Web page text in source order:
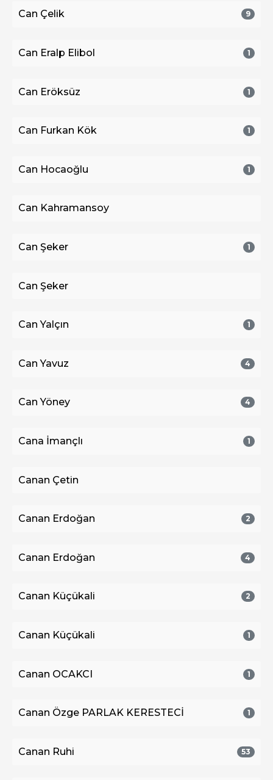
Can Çelik 9
Can Eralp Elibol 1
Can Eröksüz 1
Can Furkan Kök 1
Can Hocaoğlu 1
Can Kahramansoy
Can Şeker 1
Can Şeker
Can Yalçın 1
Can Yavuz 4
Can Yöney 4
Cana İmançlı 1
Canan Çetin
Canan Erdoğan 2
Canan Erdoğan 4
Canan Küçükali 2
Canan Küçükali 1
Canan OCAKCI 1
Canan Özge PARLAK KERESTECİ 1
Canan Ruhi 53